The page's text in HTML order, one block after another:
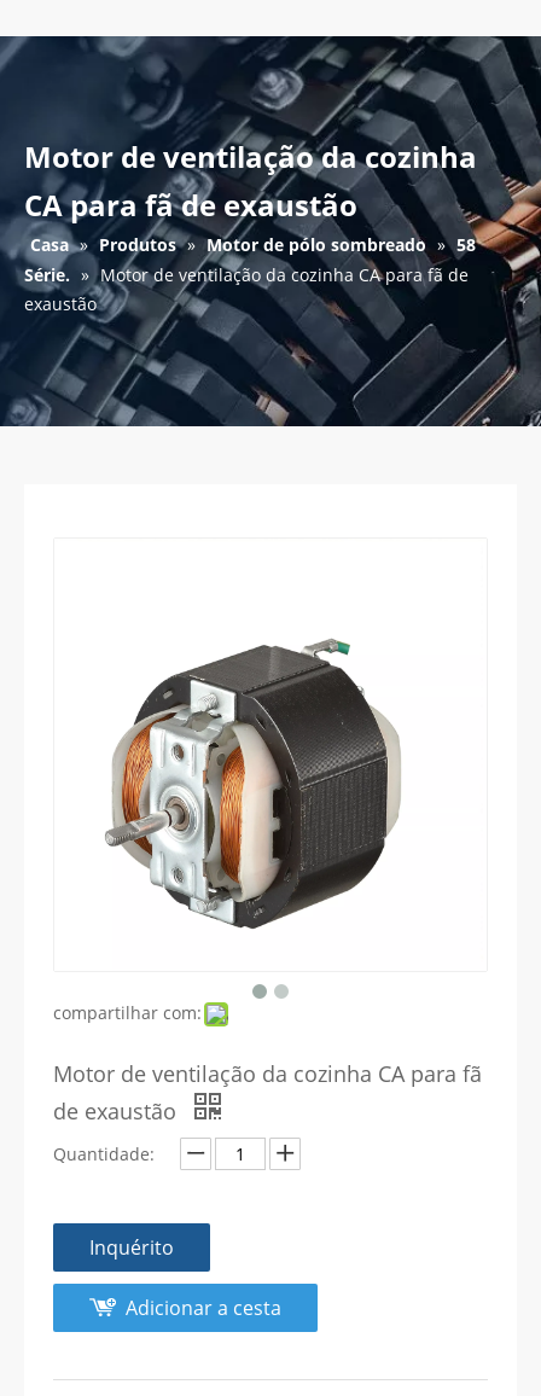
Motor de ventilação da cozinha
CA para fã de exaustão
Casa » Produtos » Motor de pólo sombreado » 58
Série. » Motor de ventilação da cozinha CA para fã de
exaustão
compartilhar com:
Motor de ventilação da cozinha CA para fã
de exaustão
Quantidade:
Inquérito
Adicionar a cesta